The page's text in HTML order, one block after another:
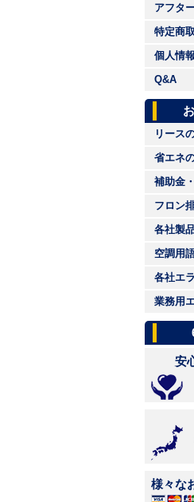
アフタ
特定商
個人情
Q&A
リース
省エネ
補助金
フロン
各社製
空調用
各社エ
業務用
安
様々な